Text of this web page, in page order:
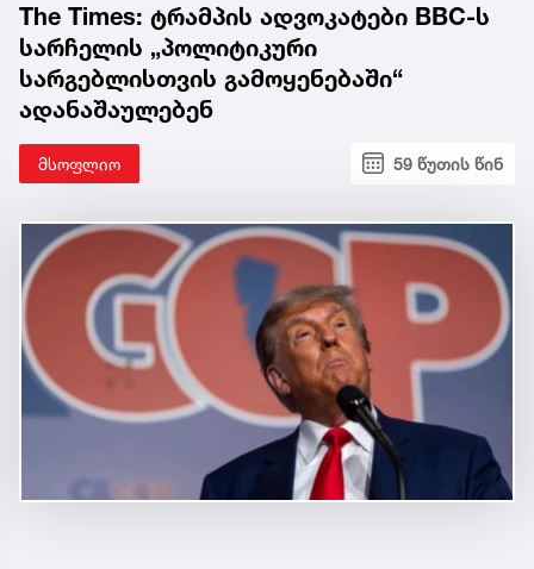
The Times: ტრამპის ადვოკატები BBC-ს
სარჩელის „პოლიტიკური
სარგებლისთვის გამოყენებაში“
ადანაშაულებენ
მსოფლიო 59 წუთის წინ